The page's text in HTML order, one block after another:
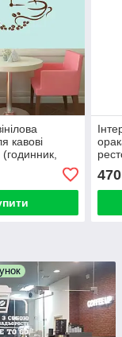
кавові
470